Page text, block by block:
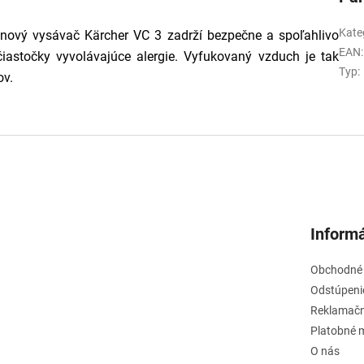
vysávač Kärcher VC 3 zadrží bezpečne a spoľahlivo
vyvolávajúce alergie. Vyfukovaný vzduch je takEAN:
Typ:
Platobné
O nás